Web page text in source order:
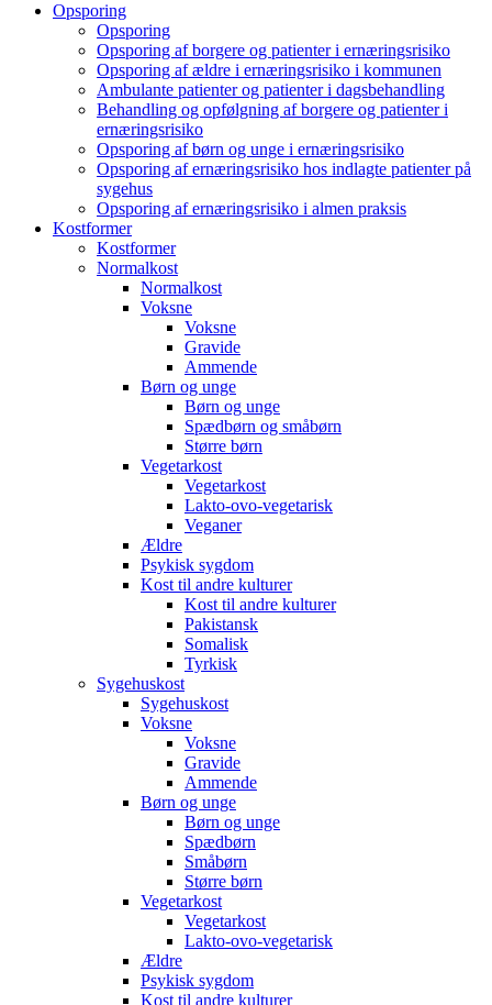
Opsporing
Opsporing
Opsporing af borgere og patienter i ernæringsrisiko
Opsporing af ældre i ernæringsrisiko i kommunen
Ambulante patienter og patienter i dagsbehandling
Behandling og opfølgning af borgere og patienter i
ernæringsrisiko
Opsporing af børn og unge i ernæringsrisiko
Opsporing af ernæringsrisiko hos indlagte patienter på
sygehus
Opsporing af ernæringsrisiko i almen praksis
Kostformer
Kostformer
Normalkost
Normalkost
Voksne
Voksne
Gravide
Ammende
Børn og unge
Børn og unge
Spædbørn og småbørn
Større børn
Vegetarkost
Vegetarkost
Lakto-ovo-vegetarisk
Veganer
Ældre
Psykisk sygdom
Kost til andre kulturer
Kost til andre kulturer
Pakistansk
Somalisk
Tyrkisk
Sygehuskost
Sygehuskost
Voksne
Voksne
Gravide
Ammende
Børn og unge
Børn og unge
Spædbørn
Småbørn
Større børn
Vegetarkost
Vegetarkost
Lakto-ovo-vegetarisk
Ældre
Psykisk sygdom
Kost til andre kulturer